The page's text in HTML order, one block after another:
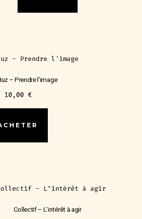
– Prendre l’image
10,00 €
Collectif – L’intérêt à agir